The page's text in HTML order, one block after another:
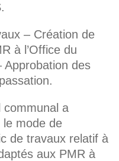
– Création de
à l’Office du
Approbation des
communal a
le mode de
de travaux relatif à
aux PMR à